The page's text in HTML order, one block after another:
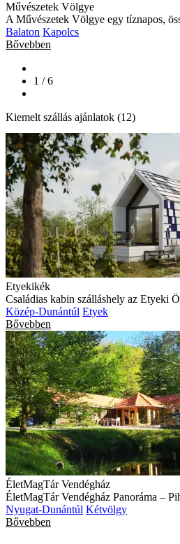
Művészetek Völgye
A Művészetek Völgye egy tíznapos,
Balaton Kapolcs
Bővebben
1 / 6
Kiemelt szállás ajánlatok (12)
Etyekikék
Családias kabin szálláshely az Etyeki
Közép-Dunántúl Etyek
Bővebben
ÉletMagTár Vendégház
ÉletMagTár Vendégház Panoráma –
Nyugat-Dunántúl Kétvölgy
Bővebben